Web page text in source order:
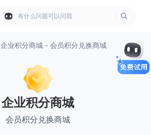
有什么问题可以问我
企业积分商城 - 会员积分兑换商城
企业积分商城
会员积分兑换商城